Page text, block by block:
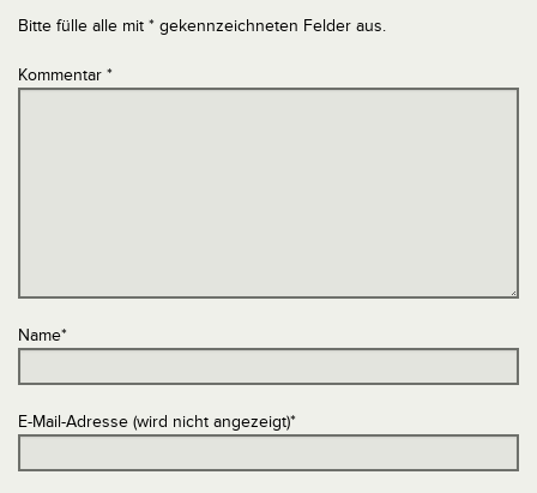
Bitte fülle alle mit * gekennzeichneten Felder aus.
Kommentar *
Name*
E-Mail-Adresse (wird nicht angezeigt)*